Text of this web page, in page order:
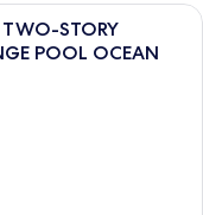
Balkon im Freien mit
TWO-STORY
POOL OCEAN